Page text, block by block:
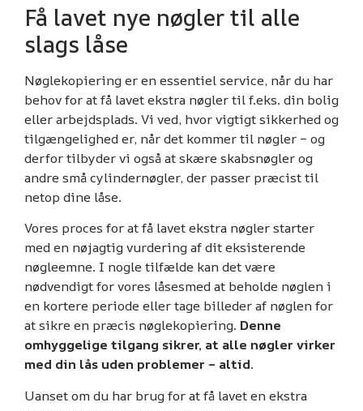
Få lavet nye nøgler til alle
slags låse
Nøglekopiering er en essentiel service, når du har
behov for at få lavet ekstra nøgler til f.eks. din bolig
eller arbejdsplads. Vi ved, hvor vigtigt sikkerhed og
tilgængelighed er, når det kommer til nøgler – og
derfor tilbyder vi også at skære skabsnøgler og
andre små cylindernøgler, der passer præcist til
netop dine låse.
Vores proces for at få lavet ekstra nøgler starter
med en nøjagtig vurdering af dit eksisterende
nøgleemne. I nogle tilfælde kan det være
nødvendigt for vores låsesmed at beholde nøglen i
en kortere periode eller tage billeder af nøglen for
at sikre en præcis nøglekopiering. Denne
omhyggelige tilgang sikrer, at alle nøgler virker
med din lås uden problemer – altid.
Uanset om du har brug for at få lavet en ekstra